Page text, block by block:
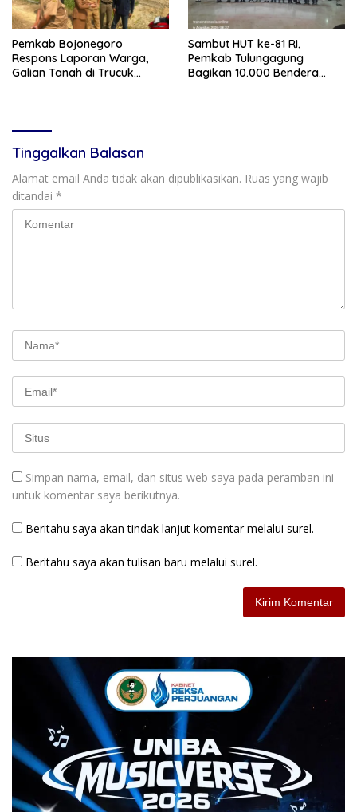
Pemkab Bojonegoro
Respons Laporan Warga,
Galian Tanah di Trucuk
Sambut HUT ke-81 RI,
Pemkab Tulungagung
Bagikan 10.000 Bendera
Tinggalkan Balasan
Alamat email Anda tidak akan dipublikasikan. Ruas yang wajib
ditandai *
Simpan nama, email, dan situs web saya pada peramban ini
untuk komentar saya berikutnya.
Beritahu saya akan tindak lanjut komentar melalui surel.
Beritahu saya akan tulisan baru melalui surel.